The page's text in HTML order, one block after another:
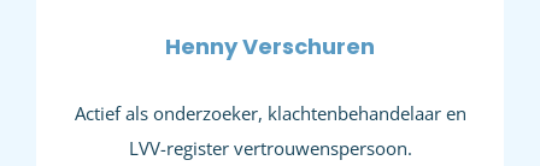
Henny Verschuren
Actief als onderzoeker, klachtenbehandelaar en
LVV-register vertrouwenspersoon.